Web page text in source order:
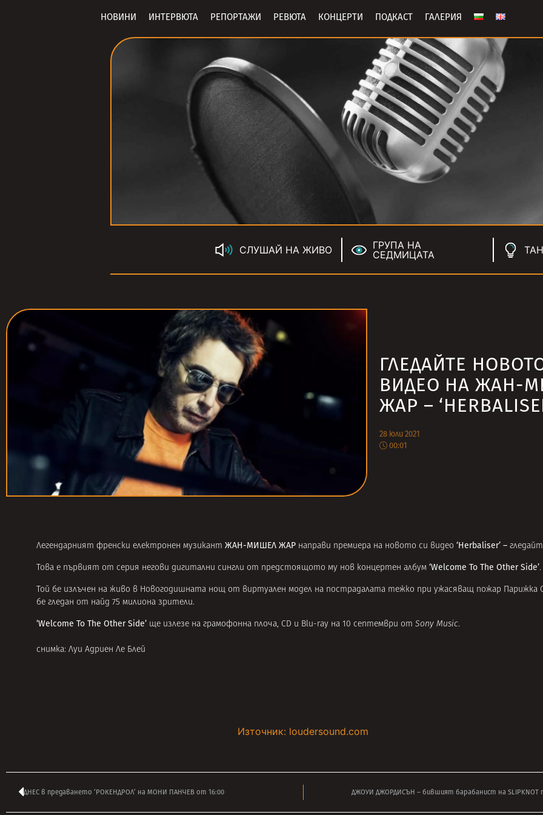
НОВИНИ ИНТЕРВЮТА РЕПОРТАЖИ РЕВЮТА КОНЦЕРТИ ПОДКАСТ ГАЛЕРИЯ
СЛУШАЙ НА ЖИВО
ГРУПА НА
СЕДМИЦАТА
ГЛЕДАЙТЕ
ВИДЕО НА ЖАН-
ЖАР –
28 юли 2021
00:01
Легендарният френски електронен музикант ЖАН-МИШЕЛ ЖАР направи премиера на новото си видео ‘Herbaliser’ –
Това е първият от серия негови дигитални сингли от предстоящото му нов концертен албум ‘Welcome To The Other Side’.
Той бе излъчен на живо в Новогодишната нощ от виртуален модел на пострадалата тежко при ужасяващ пожар Парижка
бе гледан от найд 75 милиона зрители.
‘Welcome To The Other Side’ ще излезе на грамофонна плоча, CD и Blu-ray на 10 септември от Sony Music.
снимка: Луи Адриен Ле Блей
Източник: loudersound.com
ДНЕС в предаването ‘РОКЕНДРОЛ’ на МОНИ ПАНЧЕВ от 16:00 ДЖОУИ ДЖОРДИСЪН – бившият барабанист на SLIPKNOT